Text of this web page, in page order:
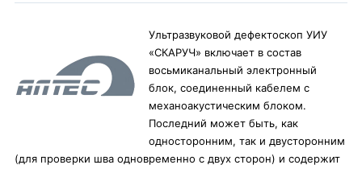
Ультразвуковой дефектоскоп УИУ
«СКАРУЧ» включает в состав
восьмиканальный электронный
блок, соединенный кабелем с
механоакустическим блоком.
Последний может быть, как
односторонним, так и двусторонним
(для проверки шва одновременно с двух сторон) и содержит